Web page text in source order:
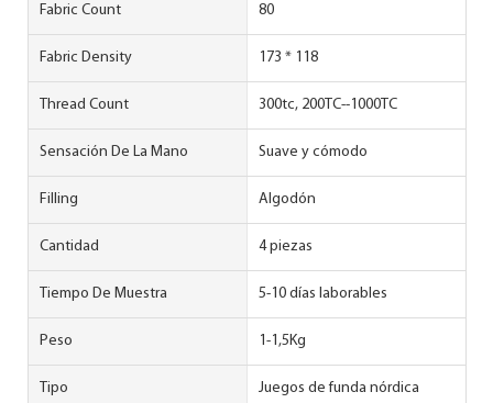
Fabric Count 80
Fabric Density 173 * 118
Thread Count 300tc, 200TC--1000TC
Sensación De La Mano Suave y cómodo
Filling Algodón
Cantidad 4 piezas
Tiempo De Muestra 5-10 días laborables
Peso 1-1,5Kg
Tipo Juegos de funda nórdica